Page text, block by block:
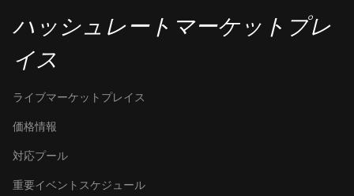
Bitdeer SealMiner A4 Pro Hydro
Bitdeer SealMiner DL1 Air
Bitmain Antminer AL1
Canaan Avalon A15-194T
ハッシュレートマーケットプレ
イス
ライブマーケットプレイス
価格情報
対応プール
重要イベントスケジュール